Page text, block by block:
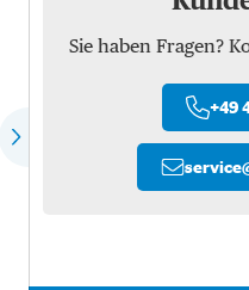
Sie haben Fragen?
+49
service